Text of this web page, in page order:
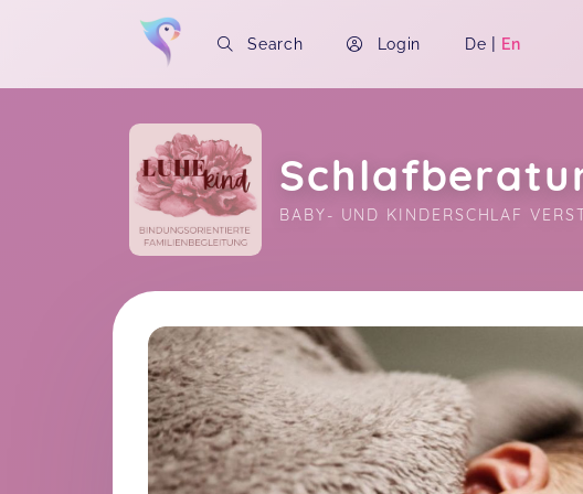
Search Login De | En
BABY- UND KINDERSCHLAF
Soon you will learn more about me here...